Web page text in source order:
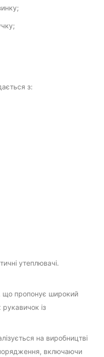
з:
утеплювачі.
що пропонує широкий
із
на виробництві
включаючи